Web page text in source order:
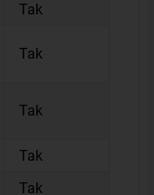
Tak
Tak
Tak
Tak
Tak